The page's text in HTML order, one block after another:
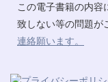
この電子書籍の内容
致しない等の問題が
連絡願います。